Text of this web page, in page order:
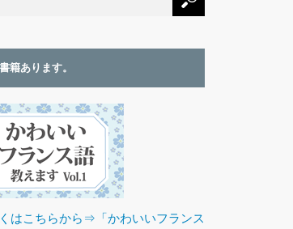
籍あります。
はこちらから⇒「かわいいフランス